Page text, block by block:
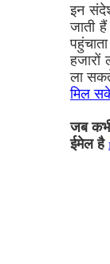
इन
जाती
हजारों
ला
मिल
जब
ईमेल है